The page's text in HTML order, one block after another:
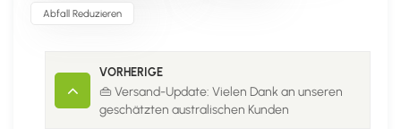
Abfall Reduzieren
VORHERIGE
👜 Versand-Update: Vielen Dank an unseren
geschätzten australischen Kunden